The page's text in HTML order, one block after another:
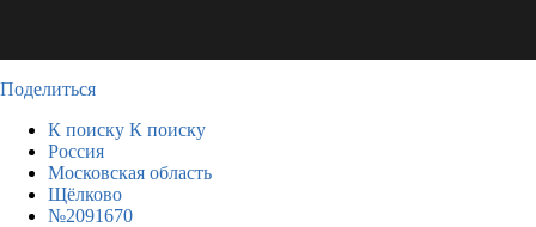
Поделиться
К поиску К поиску
Россия
Московская область
Щёлково
№2091670